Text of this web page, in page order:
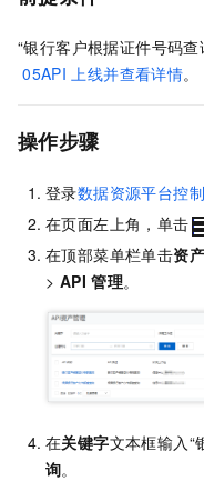
“银行客户根据证件号码查
05API 上线并查看详情。
操作步骤
登录数据资源平台控
在页面左上角，单击
在顶部菜单栏单击资
> API 管理。
在关键字文本框输入“
询。